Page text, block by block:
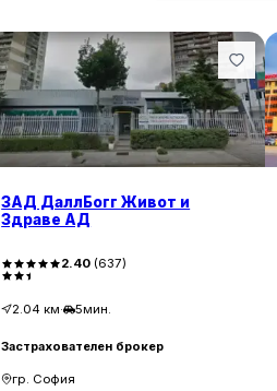
ЗАД ДаллБогг Живот и
Здраве АД
2.40 (637)
2.04 км· 5мин.
Застрахователен брокер
гр. София